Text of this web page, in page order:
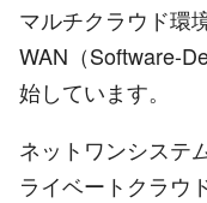
マルチクラウド環
WAN（Software-
始しています。
ネットワンシステ
ライベートクラウ